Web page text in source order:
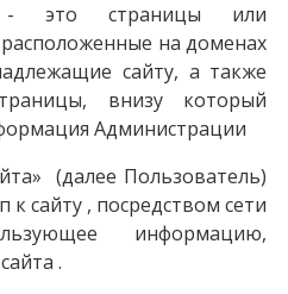
- это страницы или
на доменах
сайту, а также
внизу который
Администрации
(далее Пользователь)
сайту , посредством сети
информацию,
.